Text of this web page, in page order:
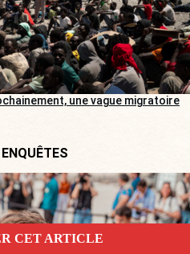
une vague migratoire
CET ARTICLE